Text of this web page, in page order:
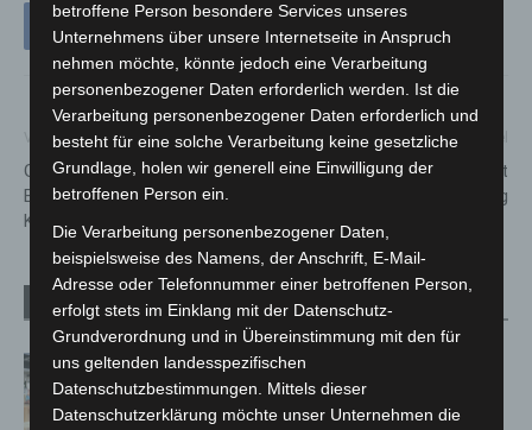
Vorheriger Artikel
Gemeinsam gegen Krebs:
Benefizregatta „Rudern gegen
Krebs“ kommt nach Hannover
Nächster Artikel
Großalarm in Lehrte entpuppt
sich als Feuerwehr-Großübung
Verwandte Artikel Mehr vom Autor
Kunst trifft Weingenuss: Barbara-
Susann Mehring zeigt ihre Werke im
Jacques’ Wein-Depot Isernhagen
betroffene Person besondere Services unseres
Unternehmens über unsere Internetseite in Anspruch
nehmen möchte, könnte jedoch eine Verarbeitung
personenbezogener Daten erforderlich werden. Ist die
Verarbeitung personenbezogener Daten erforderlich und
besteht für eine solche Verarbeitung keine gesetzliche
Grundlage, holen wir generell eine Einwilligung der
betroffenen Person ein.
Die Verarbeitung personenbezogener Daten,
beispielsweise des Namens, der Anschrift, E-Mail-
Adresse oder Telefonnummer einer betroffenen Person,
erfolgt stets im Einklang mit der Datenschutz-
Grundverordnung und in Übereinstimmung mit den für
uns geltenden landesspezifischen
Datenschutzbestimmungen. Mittels dieser
Datenschutzerklärung möchte unser Unternehmen die